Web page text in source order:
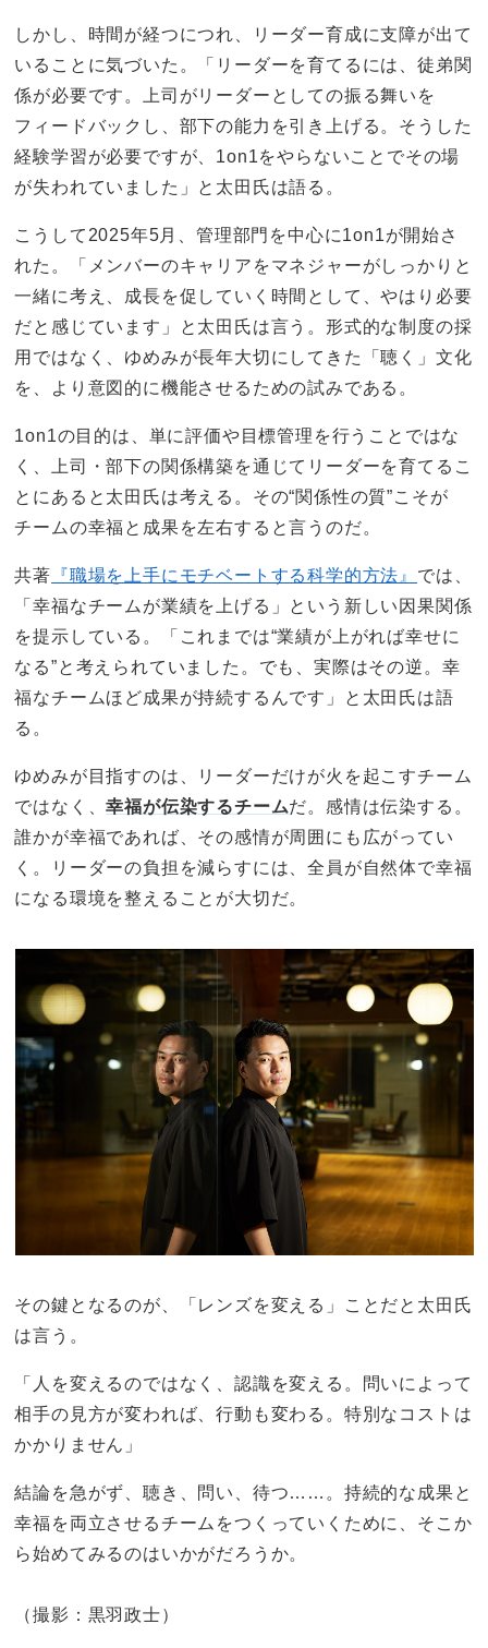
しかし、時間が経つにつれ、リーダー育成に支障が出て
いることに気づいた。「リーダーを育てるには、徒弟関
係が必要です。上司がリーダーとしての振る舞いを
フィードバックし、部下の能力を引き上げる。そうした
経験学習が必要ですが、1on1をやらないことでその場
が失われていました」と太田氏は語る。
こうして2025年5月、管理部門を中心に1on1が開始さ
れた。「メンバーのキャリアをマネジャーがしっかりと
一緒に考え、成長を促していく時間として、やはり必要
だと感じています」と太田氏は言う。形式的な制度の採
用ではなく、ゆめみが長年大切にしてきた「聴く」文化
を、より意図的に機能させるための試みである。
1on1の目的は、単に評価や目標管理を行うことではな
く、上司・部下の関係構築を通じてリーダーを育てるこ
とにあると太田氏は考える。その“関係性の質”こそが
チームの幸福と成果を左右すると言うのだ。
共著 『職場を上手にモチベートする科学的方法』 では、
「幸福なチームが業績を上げる」という新しい因果関係
を提示している。「これまでは“業績が上がれば幸せに
なる”と考えられていました。でも、実際はその逆。幸
福なチームほど成果が持続するんです」と太田氏は語
る。
ゆめみが目指すのは、リーダーだけが火を起こすチーム
ではなく、幸福が伝染するチームだ。感情は伝染する。
誰かが幸福であれば、その感情が周囲にも広がってい
く。リーダーの負担を減らすには、全員が自然体で幸福
になる環境を整えることが大切だ。
その鍵となるのが、「レンズを変える」ことだと太田氏
は言う。
「人を変えるのではなく、認識を変える。問いによって
相手の見方が変われば、行動も変わる。特別なコストは
かかりません」
結論を急がず、聴き、問い、待つ……。持続的な成果と
幸福を両立させるチームをつくっていくために、そこか
ら始めてみるのはいかがだろうか。
（撮影：黒羽政士）